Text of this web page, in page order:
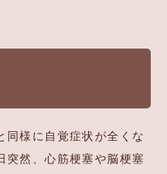
同様に自覚症状が全くな
突然、心筋梗塞や脳梗塞